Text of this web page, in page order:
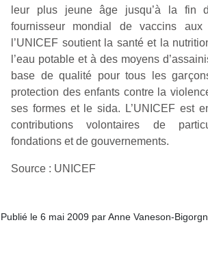
leur plus jeune âge jusqu’à la fin
fournisseur mondial de vaccins aux
l’UNICEF soutient la santé et la
l’eau potable et à des moyens
base de qualité pour tous les
protection des enfants contre la
ses formes et le sida. L’UNICEF est
contributions volontaires de
fondations et de gouvernements.
Source : UNICEF
Publié le 6 mai 2009 par Anne Vaneson-
physique
ou
apprentissage…